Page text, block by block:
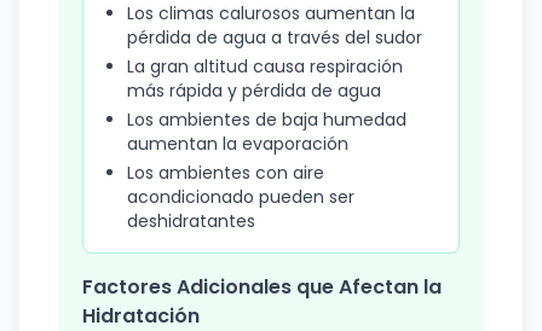
Los climas calurosos aumentan la
pérdida de agua a través del sudor
La gran altitud causa respiración
más rápida y pérdida de agua
Los ambientes de baja humedad
aumentan la evaporación
Los ambientes con aire
acondicionado pueden ser
deshidratantes
Factores Adicionales que Afectan la
Hidratación